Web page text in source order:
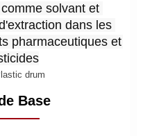
solvant et
dans les
pharmaceutiques et
drum
Base